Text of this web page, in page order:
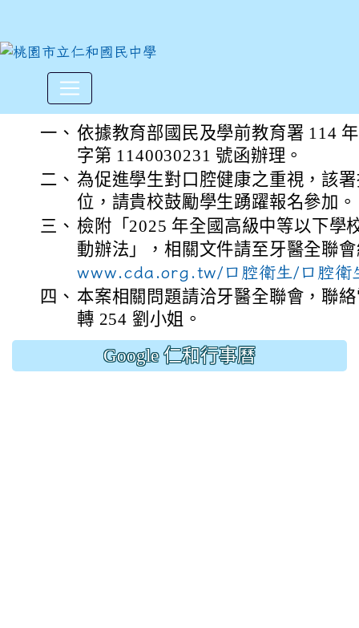
社團法人中華民國牙醫師公
一、 依據教育部國民及學前教育署 114
字第 1140030231 號函辦理。
二、 為促進學生對口腔健康之重視，該
位，請貴校鼓勵學生踴躍報名參加。
三、 檢附「2025 年全國高級中等以下學
動辦法」，相關文件請至牙醫全聯
www.cda.org.tw/口腔衛生/口腔衛
四、 本案相關問題請洽牙醫全聯會，聯
轉 254 劉小姐。
Google 仁和行事曆